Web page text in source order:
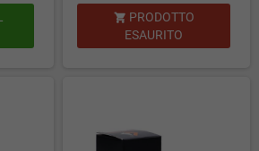
 PRODOTTO
ESAURITO